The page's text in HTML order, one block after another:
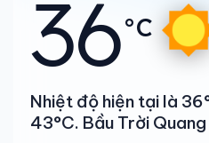
36°C
Nhiệt độ hiện tại là
43°C. Bầu Trời